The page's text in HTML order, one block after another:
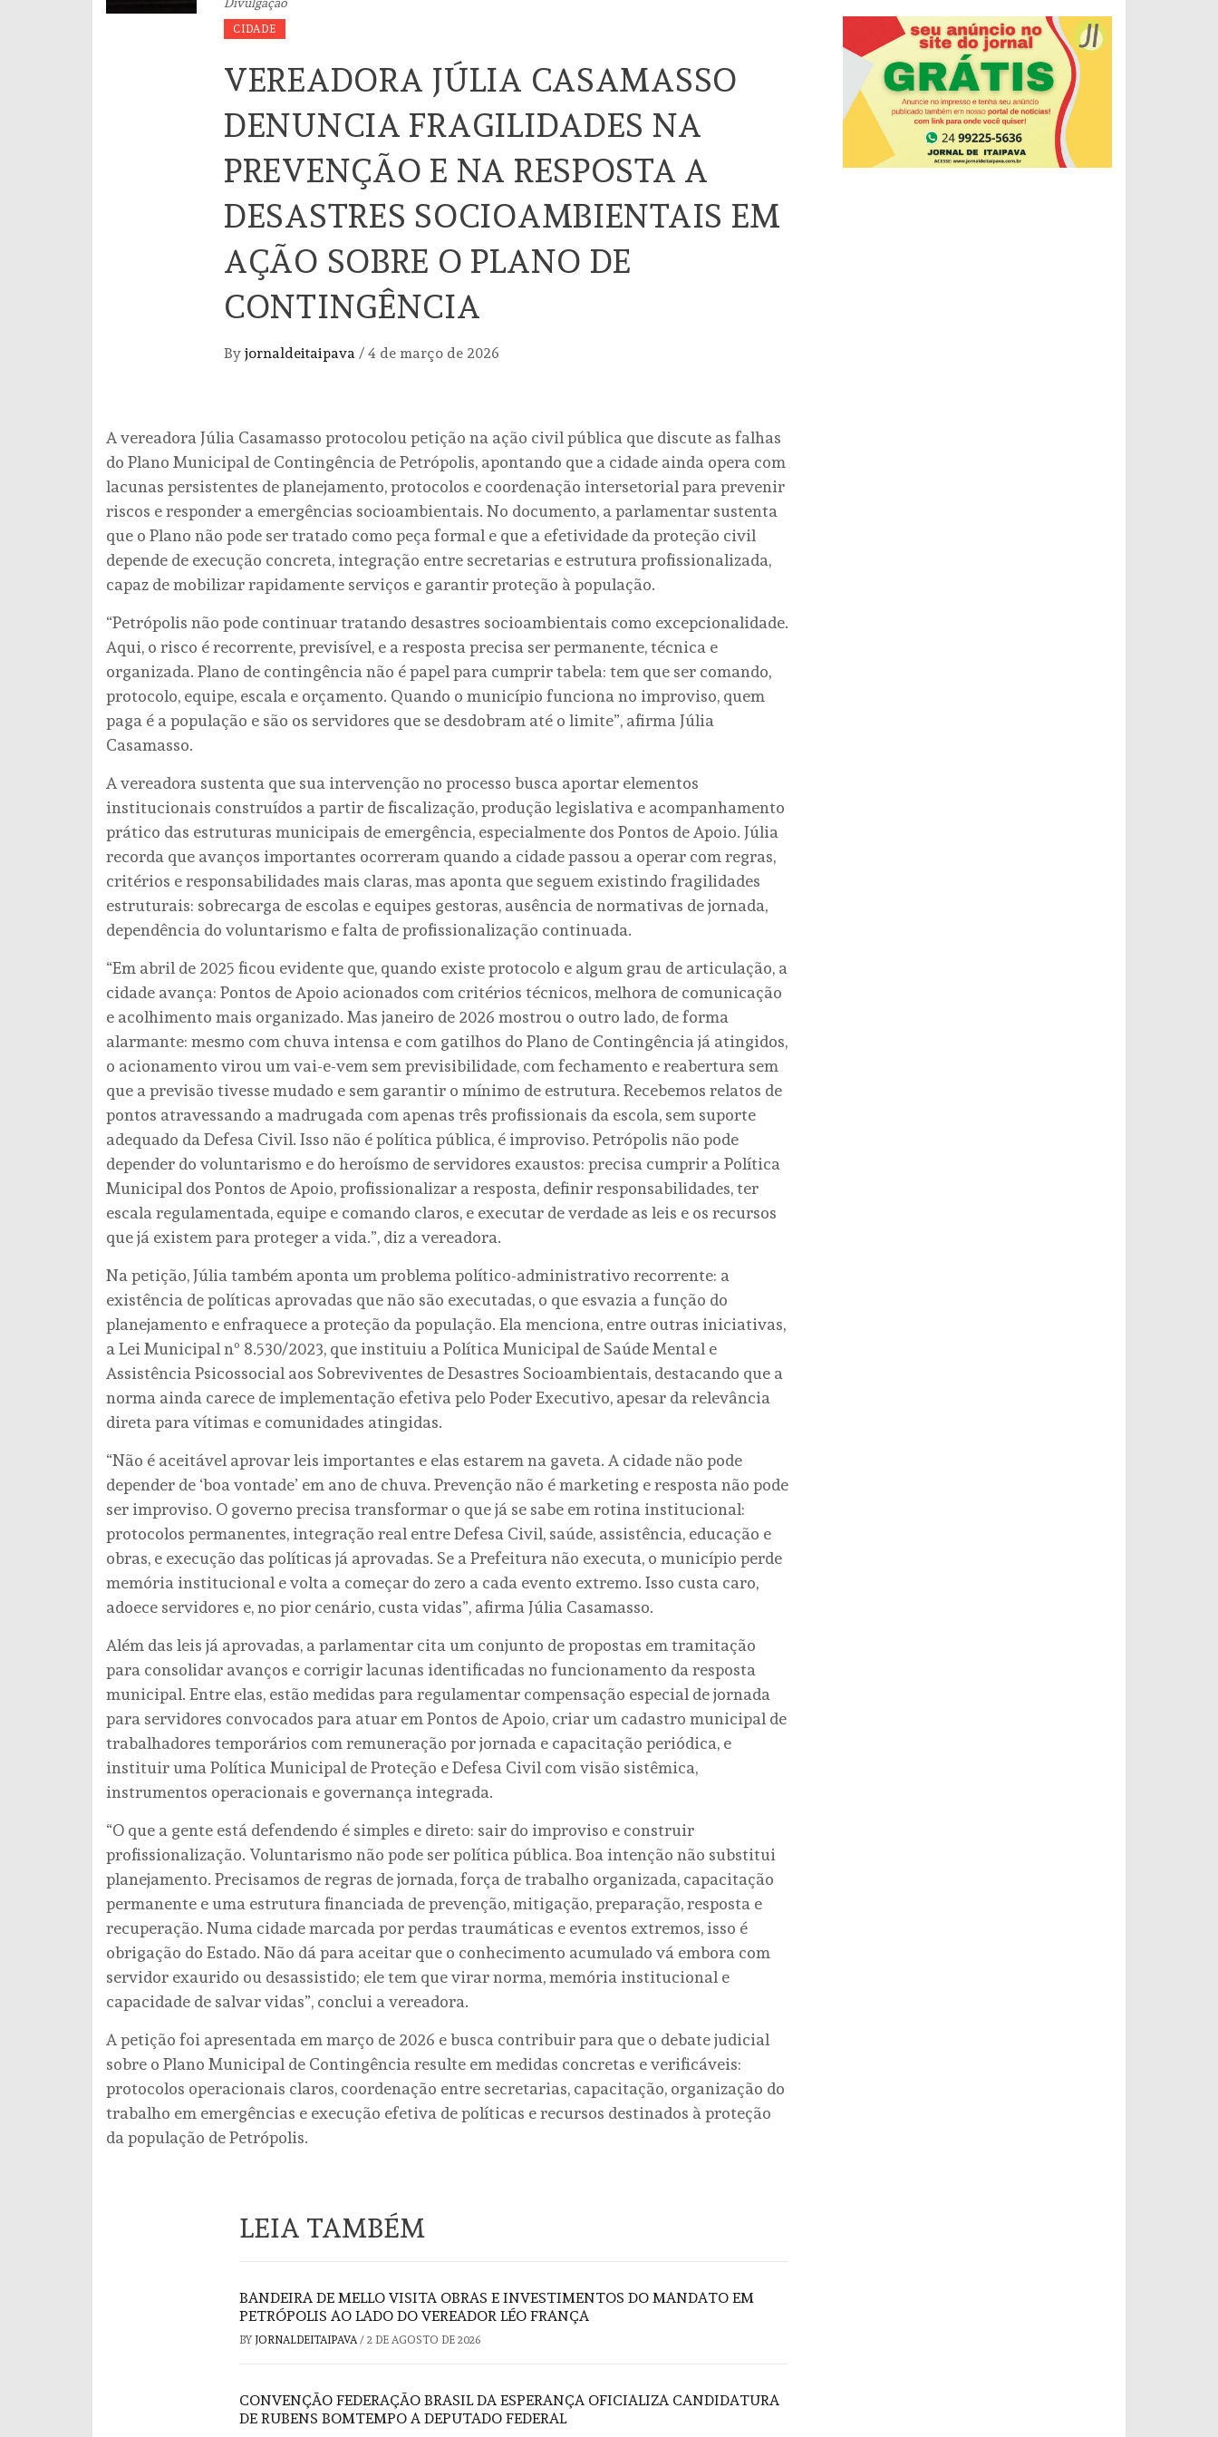
Divulgação
CIDADE
VEREADORA JÚLIA CASAMASSO
DENUNCIA FRAGILIDADES NA
PREVENÇÃO E NA RESPOSTA A
DESASTRES SOCIOAMBIENTAIS EM
AÇÃO SOBRE O PLANO DE
CONTINGÊNCIA
By jornaldeitaipava / 4 de março de 2026
A vereadora Júlia Casamasso protocolou petição na ação civil pública que discute as falhas
do Plano Municipal de Contingência de Petrópolis, apontando que a cidade ainda opera com
lacunas persistentes de planejamento, protocolos e coordenação intersetorial para prevenir
riscos e responder a emergências socioambientais. No documento, a parlamentar sustenta
que o Plano não pode ser tratado como peça formal e que a efetividade da proteção civil
depende de execução concreta, integração entre secretarias e estrutura profissionalizada,
capaz de mobilizar rapidamente serviços e garantir proteção à população.
“Petrópolis não pode continuar tratando desastres socioambientais como excepcionalidade.
Aqui, o risco é recorrente, previsível, e a resposta precisa ser permanente, técnica e
organizada. Plano de contingência não é papel para cumprir tabela: tem que ser comando,
protocolo, equipe, escala e orçamento. Quando o município funciona no improviso, quem
paga é a população e são os servidores que se desdobram até o limite”, afirma Júlia
Casamasso.
A vereadora sustenta que sua intervenção no processo busca aportar elementos
institucionais construídos a partir de fiscalização, produção legislativa e acompanhamento
prático das estruturas municipais de emergência, especialmente dos Pontos de Apoio. Júlia
recorda que avanços importantes ocorreram quando a cidade passou a operar com regras,
critérios e responsabilidades mais claras, mas aponta que seguem existindo fragilidades
estruturais: sobrecarga de escolas e equipes gestoras, ausência de normativas de jornada,
dependência do voluntarismo e falta de profissionalização continuada.
“Em abril de 2025 ficou evidente que, quando existe protocolo e algum grau de articulação, a
cidade avança: Pontos de Apoio acionados com critérios técnicos, melhora de comunicação
e acolhimento mais organizado. Mas janeiro de 2026 mostrou o outro lado, de forma
alarmante: mesmo com chuva intensa e com gatilhos do Plano de Contingência já atingidos,
o acionamento virou um vai-e-vem sem previsibilidade, com fechamento e reabertura sem
que a previsão tivesse mudado e sem garantir o mínimo de estrutura. Recebemos relatos de
pontos atravessando a madrugada com apenas três profissionais da escola, sem suporte
adequado da Defesa Civil. Isso não é política pública, é improviso. Petrópolis não pode
depender do voluntarismo e do heroísmo de servidores exaustos: precisa cumprir a Política
Municipal dos Pontos de Apoio, profissionalizar a resposta, definir responsabilidades, ter
escala regulamentada, equipe e comando claros, e executar de verdade as leis e os recursos
que já existem para proteger a vida.”, diz a vereadora.
Na petição, Júlia também aponta um problema político-administrativo recorrente: a
existência de políticas aprovadas que não são executadas, o que esvazia a função do
planejamento e enfraquece a proteção da população. Ela menciona, entre outras iniciativas,
a Lei Municipal nº 8.530/2023, que instituiu a Política Municipal de Saúde Mental e
Assistência Psicossocial aos Sobreviventes de Desastres Socioambientais, destacando que a
norma ainda carece de implementação efetiva pelo Poder Executivo, apesar da relevância
direta para vítimas e comunidades atingidas.
“Não é aceitável aprovar leis importantes e elas estarem na gaveta. A cidade não pode
depender de ‘boa vontade’ em ano de chuva. Prevenção não é marketing e resposta não pode
ser improviso. O governo precisa transformar o que já se sabe em rotina institucional:
protocolos permanentes, integração real entre Defesa Civil, saúde, assistência, educação e
obras, e execução das políticas já aprovadas. Se a Prefeitura não executa, o município perde
memória institucional e volta a começar do zero a cada evento extremo. Isso custa caro,
adoece servidores e, no pior cenário, custa vidas”, afirma Júlia Casamasso.
Além das leis já aprovadas, a parlamentar cita um conjunto de propostas em tramitação
para consolidar avanços e corrigir lacunas identificadas no funcionamento da resposta
municipal. Entre elas, estão medidas para regulamentar compensação especial de jornada
para servidores convocados para atuar em Pontos de Apoio, criar um cadastro municipal de
trabalhadores temporários com remuneração por jornada e capacitação periódica, e
instituir uma Política Municipal de Proteção e Defesa Civil com visão sistêmica,
instrumentos operacionais e governança integrada.
“O que a gente está defendendo é simples e direto: sair do improviso e construir
profissionalização. Voluntarismo não pode ser política pública. Boa intenção não substitui
planejamento. Precisamos de regras de jornada, força de trabalho organizada, capacitação
permanente e uma estrutura financiada de prevenção, mitigação, preparação, resposta e
recuperação. Numa cidade marcada por perdas traumáticas e eventos extremos, isso é
obrigação do Estado. Não dá para aceitar que o conhecimento acumulado vá embora com
servidor exaurido ou desassistido; ele tem que virar norma, memória institucional e
capacidade de salvar vidas”, conclui a vereadora.
A petição foi apresentada em março de 2026 e busca contribuir para que o debate judicial
sobre o Plano Municipal de Contingência resulte em medidas concretas e verificáveis:
protocolos operacionais claros, coordenação entre secretarias, capacitação, organização do
trabalho em emergências e execução efetiva de políticas e recursos destinados à proteção
da população de Petrópolis.
LEIA TAMBÉM
BANDEIRA DE MELLO VISITA OBRAS E INVESTIMENTOS DO MANDATO EM
PETRÓPOLIS AO LADO DO VEREADOR LÉO FRANÇA
BY JORNALDEITAIPAVA/ 2 DE AGOSTO DE 2026
CONVENÇÃO FEDERAÇÃO BRASIL DA ESPERANÇA OFICIALIZA CANDIDATURA
DE RUBENS BOMTEMPO A DEPUTADO FEDERAL